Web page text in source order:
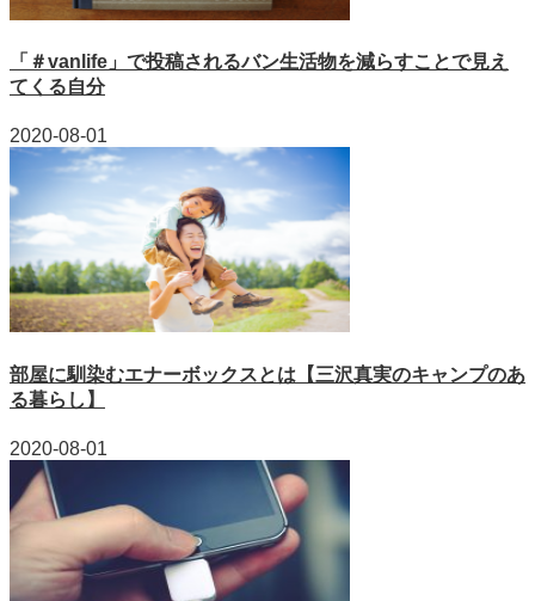
「＃vanlife」で投稿されるバン生活物を減らすことで見え
てくる自分
2020-08-01
部屋に馴染むエナーボックスとは【三沢真実のキャンプのあ
る暮らし】
2020-08-01